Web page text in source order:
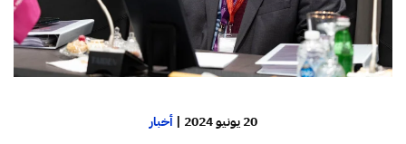
20 يونيو 2024 |أخبار